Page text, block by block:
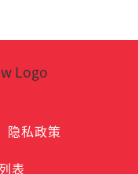
隐私政策
表